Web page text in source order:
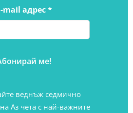
mail адрес*
веднъж седмично
Аз чета с най-важните